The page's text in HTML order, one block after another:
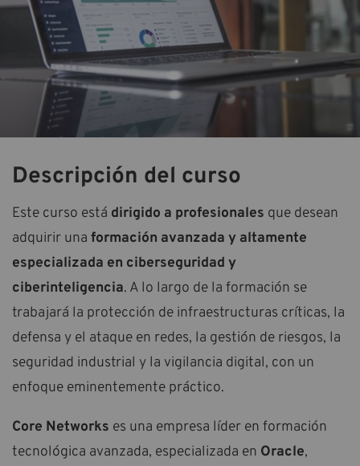
Descripción del curso
Este curso está dirigido a profesionales que desean
adquirir una formación avanzada y altamente
especializada en ciberseguridad y
ciberinteligencia. A lo largo de la formación se
trabajará la protección de infraestructuras críticas, la
defensa y el ataque en redes, la gestión de riesgos, la
seguridad industrial y la vigilancia digital, con un
enfoque eminentemente práctico.
Core Networks es una empresa líder en formación
tecnológica avanzada, especializada en Oracle,